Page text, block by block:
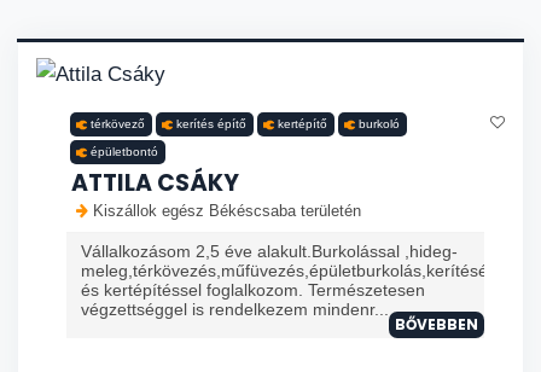
térkövező kerítés építő kertépítő burkoló
épületbontó
ATTILA CSÁKY
Kiszállok egész Békéscsaba területén
Vállalkozásom 2,5 éve alakult.Burkolással ,hideg-
és kertépítéssel foglalkozom. Természetesen
végzettséggel is rendelkezem mindenr...
BŐVEBBEN